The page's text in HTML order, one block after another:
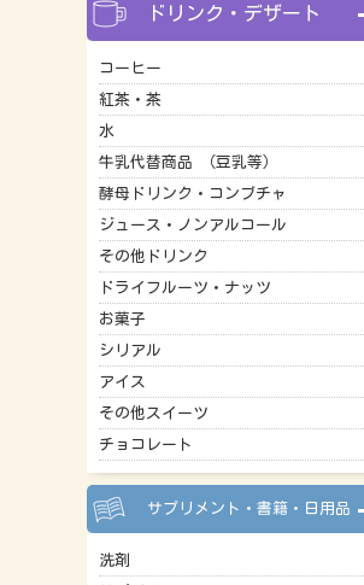
ドリンク・デザート
コーヒー
紅茶・茶
水
牛乳代替商品 （豆乳等）
酵母ドリンク・コンブチャ
ジュース・ノンアルコール
その他ドリンク
ドライフルーツ・ナッツ
お菓子
シリアル
アイス
その他スイーツ
チョコレート
サプリメント・書籍・日用品
洗剤